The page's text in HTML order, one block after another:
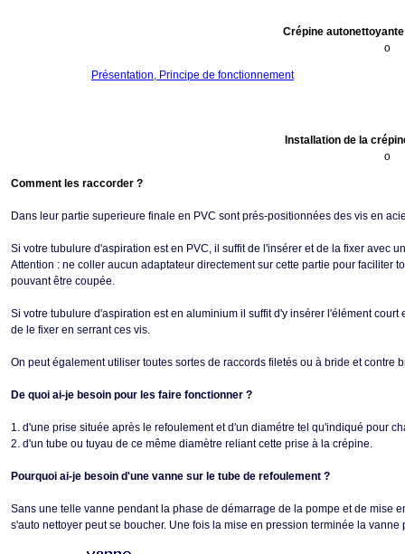
Crépine
o
Présentation, Principe de fonctionnement
Installation de la
o
Comment les raccorder ?
Dans leur partie superieure finale en PVC sont prés-positionnées des vis en
Si votre tubulure d'aspiration est en PVC, il suffit de l'insérer et de la fixer avec
Attention : ne coller aucun adaptateur directement sur cette partie pour faciliter
pouvant être coupée.
Si votre tubulure d'aspiration est en aluminium il suffit d'y insérer l'élément
de le fixer en serrant ces vis.
On peut également utiliser toutes sortes de raccords filetés ou à bride et contre
De quoi ai-je besoin pour les faire fonctionner ?
1. d'une prise située après le refoulement et d'un diamétre tel qu'indiqué pour
2. d'un tube ou tuyau de ce même diamètre reliant cette prise à la crépine.
Pourquoi ai-je besoin d'une vanne sur le tube de refoulement ?
Sans une telle vanne pendant la phase de démarrage de la pompe et de mise
s'auto nettoyer peut se boucher. Une fois la mise en pression terminée la